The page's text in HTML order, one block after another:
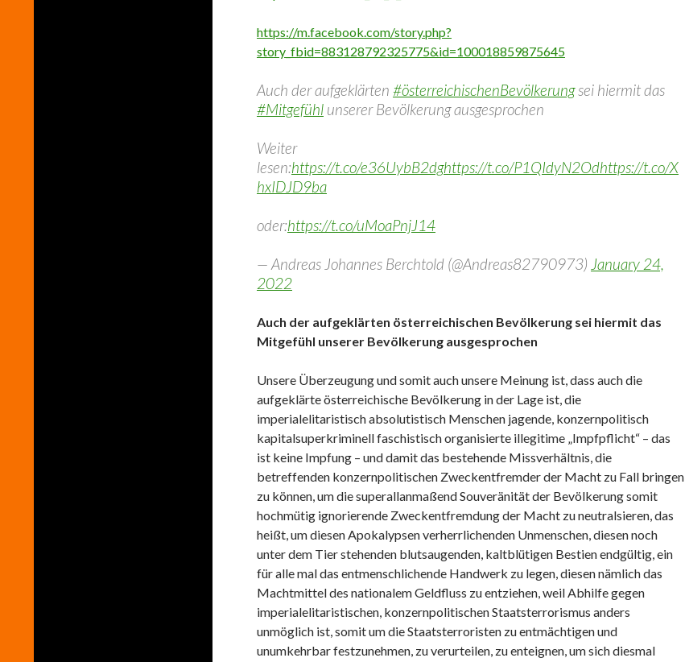
https://m.facebook.com/story.php?
story_fbid=883128792325775&id=100018859875645
Auch der aufgeklärten #österreichischenBevölkerungsei hiermit das
#Mitgefühl unserer Bevölkerung ausgesprochen
Weiter
lesen:https://t.co/e36UybB2dghttps://t.co/P1QIdyN2Odhttps://t.co/X
hxIDJD9ba
oder:https://t.co/uMoaPnjJ14
— Andreas Johannes Berchtold (@Andreas82790973) January 24,
2022
Auch der aufgeklärten österreichischen Bevölkerung sei hiermit das
Mitgefühl unserer Bevölkerung ausgesprochen
Unsere Überzeugung und somit auch unsere Meinung ist, dass auch die
aufgeklärte österreichische Bevölkerung in der Lage ist, die
imperialelitaristisch absolutistisch Menschen jagende, konzernpolitisch
kapitalsuperkriminell faschistisch organisierte illegitime „Impfpflicht“ – das
ist keine Impfung – und damit das bestehende Missverhältnis, die
betreffenden konzernpolitischen Zweckentfremder der Macht zu Fall bringen
zu können, um die superallanmaßend Souveränität der Bevölkerung somit
hochmütig ignorierende Zweckentfremdung der Macht zu neutralsieren, das
heißt, um diesen Apokalypsen verherrlichenden Unmenschen, diesen noch
unter dem Tier stehenden blutsaugenden, kaltblütigen Bestien endgültig, ein
für alle mal das entmenschlichende Handwerk zu legen, diesen nämlich das
Machtmittel des nationalem Geldfluss zu entziehen, weil Abhilfe gegen
imperialelitaristischen, konzernpolitischen Staatsterrorismus anders
unmöglich ist, somit um die Staatsterroristen zu entmächtigen und
unumkehrbar festzunehmen, zu verurteilen, zu enteignen, um sich diesmal